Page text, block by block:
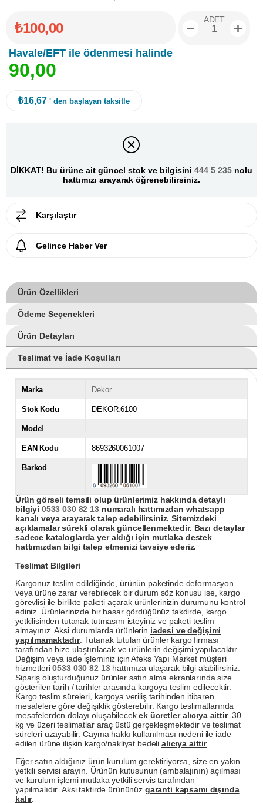
₺100,00
Havale/EFT ile ödenmesi halinde
90,00
ADET
₺16,67 ' den başlayan taksitle
DİKKAT! Bu ürüne ait güncel stok ve bilgisini 444 5 235 nolu
hattımızı arayarak öğrenebilirsiniz.
Karşılaştır
Gelince Haber Ver
Ürün Özellikleri
Ödeme Seçenekleri
Ürün Detayları
Teslimat ve İade Koşulları
Marka Dekor
Stok Kodu DEKOR.6100
Model
EAN Kodu 8693260061007
Barkod
Ürün görseli temsili olup ürünlerimiz hakkında detaylı
bilgiyi 0533 030 82 13numaralı hattımızdan whatsapp
kanalı veya arayarak talep edebilirsiniz. Sitemizdeki
açıklamalar sürekli olarak güncellenmektedir. Bazı detaylar
sadece kataloglarda yer aldığı için mutlaka destek
hattımızdan bilgi talep etmenizi tavsiye ederiz.
Teslimat Bilgileri
Kargonuz teslim edildiğinde, ürünün paketinde deformasyon
veya ürüne zarar verebilecek bir durum söz konusu ise, kargo
görevlisi ile birlikte paketi açarak ürünlerinizin durumunu kontrol
ediniz. Ürünlerinizde bir hasar gördüğünüz takdirde, kargo
yetkilisinden tutanak tutmasını isteyiniz ve paketi teslim
almayınız. Aksi durumlarda ürünlerin iadesi ve değişimi
yapılmamaktadır. Tutanak tutulan ürünler kargo firması
tarafından bize ulaştırılacak ve ürünlerin değişimi yapılacaktır.
Değişim veya iade işleminiz için Afeks Yapı Market müşteri
hizmetleri0533 030 82 13hattımıza ulaşarak bilgi alabilirsiniz.
Sipariş oluşturduğunuz ürünler satın alma ekranlarında size
gösterilen tarih / tarihler arasında kargoya teslim edilecektir.
Kargo teslim süreleri, kargoya veriliş tarihinden itibaren
mesafelere göre değişiklik gösterebilir. Kargo teslimatlarında
mesafelerden dolayı oluşabilecekek ücretler alıcıya aittir. 30
kg ve üzeri teslimatlar araç üstü gerçekleşmektedir ve teslimat
süreleri uzayabilir. Cayma hakkı kullanılması nedeni ile iade
edilen ürüne ilişkin kargo/nakliyat bedeli alıcıya aittir.
Eğer satın aldığınız ürün kurulum gerektiriyorsa, size en yakın
yetkili servisi arayın. Ürünün kutusunun (ambalajının) açılması
ve kurulum işlemi mutlaka yetkili servis tarafından
yapılmalıdır. Aksi taktirde ürününüz garanti kapsamı dışında
kalır.